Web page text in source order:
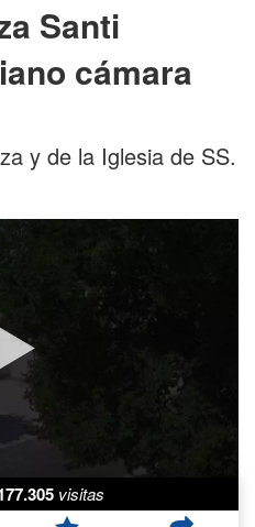
Santi
cámara
y de la Iglesia de SS.
visitas